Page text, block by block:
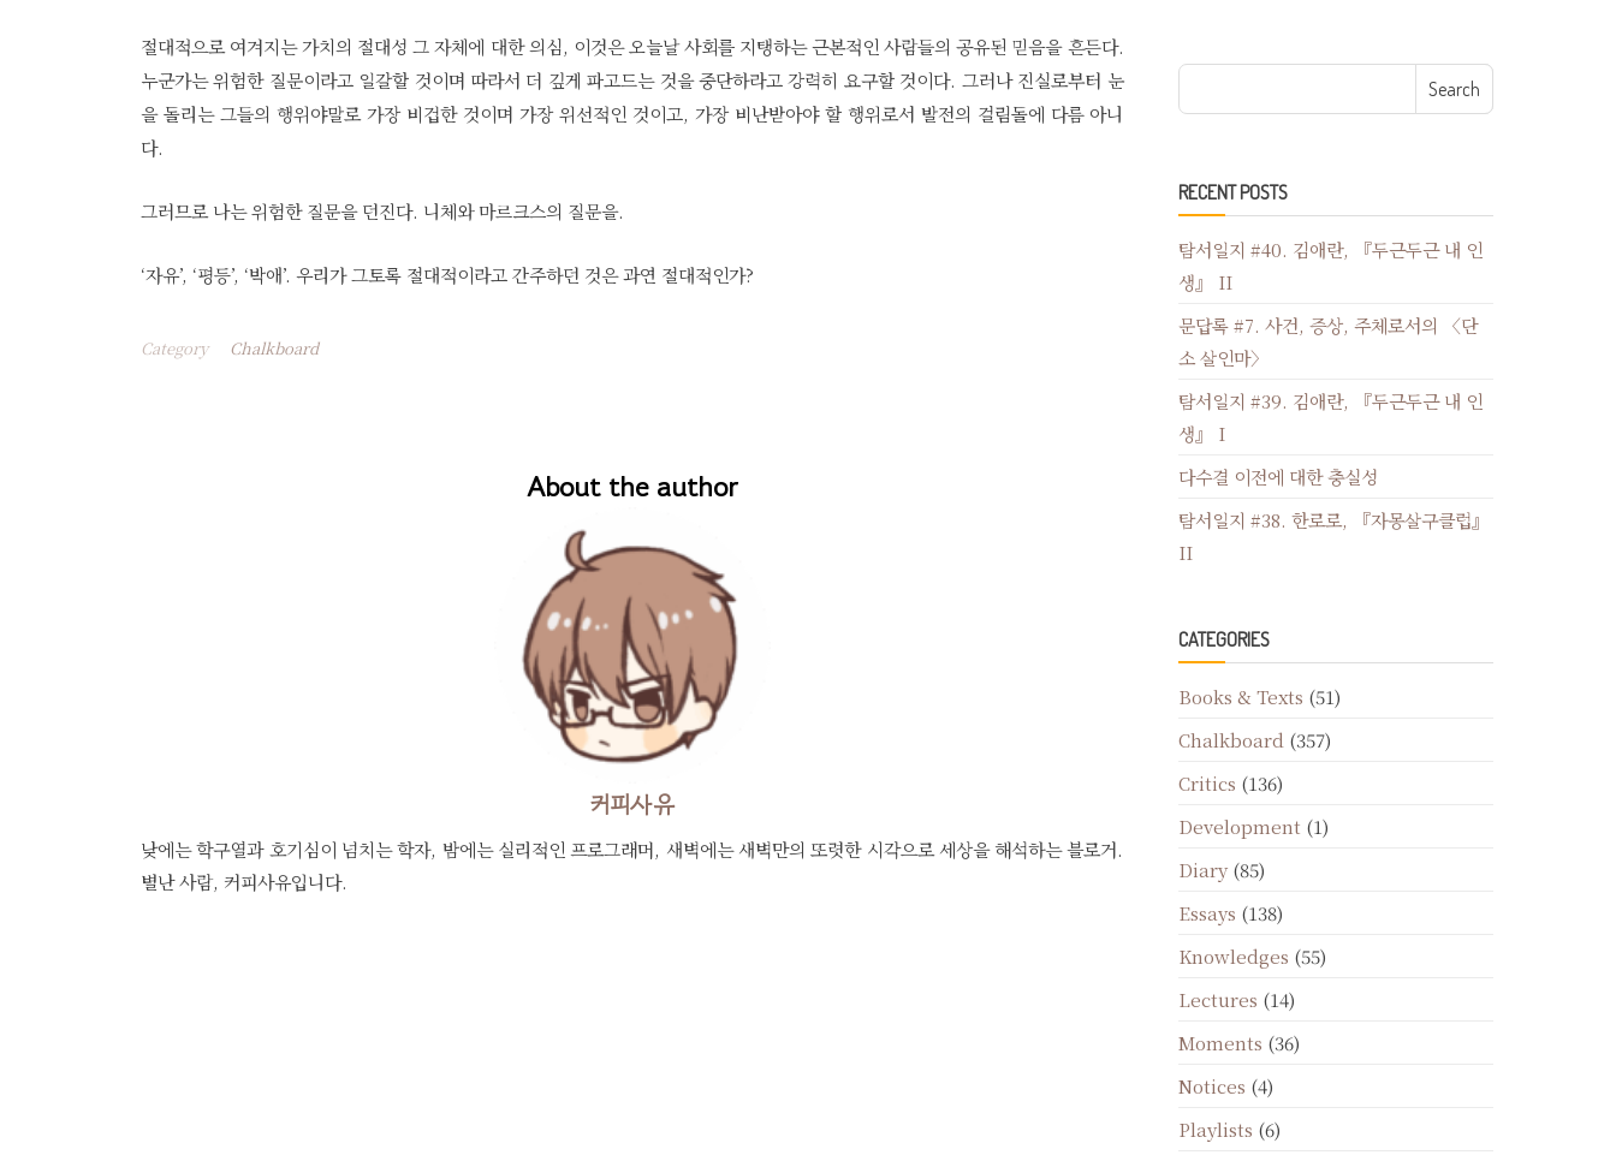
절대적으로 여겨지는 가치의 절대성 그 자체에 대한 의심, 이것은 오늘날 사회를 지탱하는 근본적인 사람들의 공유된 믿음을 흔든다.
누군가는 위험한 질문이라고 일갈할 것이며 따라서 더 깊게 파고드는 것을 중단하라고 강력히 요구할 것이다. 그러나 진실로부터 눈
을 돌리는 그들의 행위야말로 가장 비겁한 것이며 가장 위선적인 것이고, 가장 비난받아야 할 행위로서 발전의 걸림돌에 다름 아니
다.
그러므로 나는 위험한 질문을 던진다. 니체와 마르크스의 질문을.
‘자유’, ‘평등’, ‘박애’. 우리가 그토록 절대적이라고 간주하던 것은 과연 절대적인가?
Category Chalkboard
About the author
커피사유
낮에는 학구열과 호기심이 넘치는 학자, 밤에는 실리적인 프로그래머, 새벽에는 새벽만의 또렷한 시각으로 세상을 해석하는 블로거.
별난 사람, 커피사유입니다.
RECENT POSTS
탐서일지 #40. 김애란, 『두근두근 내 인
생』 II
문답록 #7. 사건, 증상, 주체로서의 〈단
소 살인마〉
탐서일지 #39. 김애란, 『두근두근 내 인
생』 I
다수결 이전에 대한 충실성
탐서일지 #38. 한로로, 『자몽살구클럽』
II
CATEGORIES
Books & Texts (51)
Chalkboard (357)
Critics (136)
Development (1)
Diary(85)
Essays (138)
Knowledges (55)
Lectures (14)
Moments (36)
Notices (4)
Playlists (6)